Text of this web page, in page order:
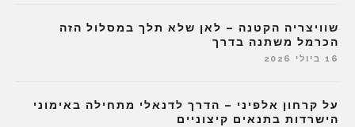
שוויצריה הקטנה – לאן שלא תלך במסלול הזה
הכרמל משתנה בדרך
16 ביולי 2026
על קרחון אלפיני – הדרך לדנאלי מתחילה באימוני
הישרדות בתנאים קיצוניים